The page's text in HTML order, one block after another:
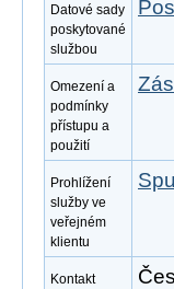
Datové sady
poskytované
službou
Omezení a
podmínky
přístupu a
použití
Prohlížení
služby ve
veřejném
klientu
Kontakt